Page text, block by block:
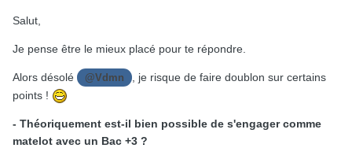
Salut,
Je pense être le mieux placé pour te répondre.
Alors désolé @Vdmn
, je risque de faire doublon sur certains
points !
- Théoriquement est-il bien possible de s'engager comme
matelot avec un Bac +3 ?